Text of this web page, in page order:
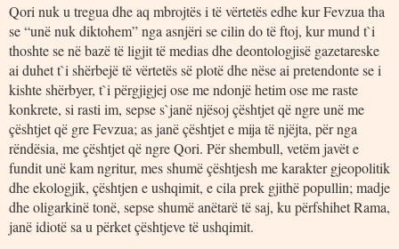
Qori nuk u tregua dhe aq mbrojtës i të vërtetës edhe kur Fevzua tha
se “unë nuk diktohem” nga asnjëri se cilin do të ftoj, kur mund t`i
thoshte se në bazë të ligjit të medias dhe deontologjisë gazetareske
ai duhet t`i shërbejë të vërtetës së plotë dhe nëse ai pretendonte se i
kishte shërbyer, t`i përgjigjej ose me ndonjë hetim ose me raste
konkrete, si rasti im, sepse s`janë njësoj çështjet që ngre unë me
çështjet që gre Fevzua; as janë çështjet e mija të njëjta, për nga
rëndësia, me çështjet që ngre Qori. Për shembull, vetëm javët e
fundit unë kam ngritur, mes shumë çështjesh me karakter gjeopolitik
dhe ekologjik, çështjen e ushqimit, e cila prek gjithë popullin; madje
dhe oligarkinë tonë, sepse shumë anëtarë të saj, ku përfshihet Rama,
janë idiotë sa u përket çështjeve të ushqimit.